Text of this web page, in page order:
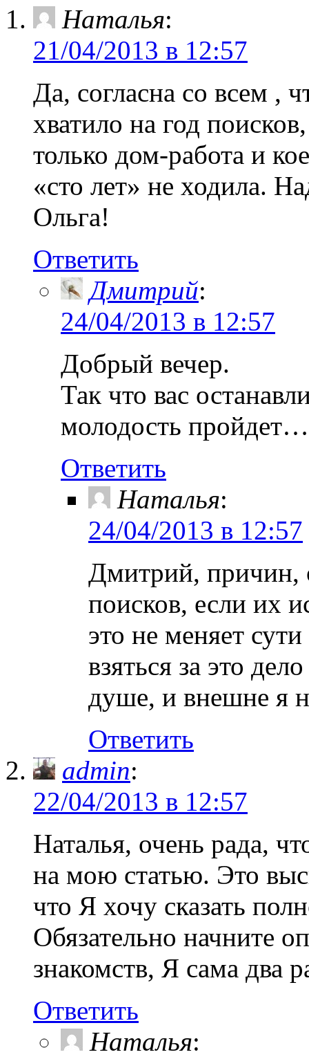
Наталья:
21/04/2013 в 12:57
Да, согласна со всем ,
хватило на год
только дом-работа и
«сто лет» не ходила.
Ольга!
Ответить
Дмитрий:
24/04/2013 в 12:57
Добрый вечер.
Так что вас
молодость пройдет…
Ответить
Наталья:
24/04/2013 в 12:57
Дмитрий, причин,
поисков, если их
это не меняет
взяться за это
душе, и внешне я
Ответить
admin:
22/04/2013 в 12:57
Наталья, очень рада,
на мою статью. Это
что Я хочу сказать
Обязательно начните
знакомств, Я сама два
Ответить
Наталья: